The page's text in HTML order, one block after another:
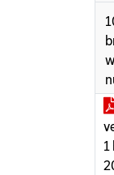
1